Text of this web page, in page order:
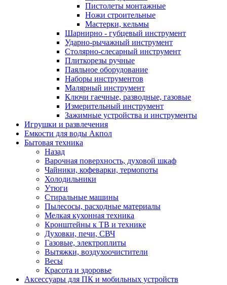
Пистолеты монтажные
Ножи строительные
Мастерки, кельмы
Шарнирно - губцевый инструмент
Ударно-рычажный инструмент
Столярно-слесарный инструмент
Плиткорезы ручные
Паяльное оборудование
Наборы инструментов
Малярный инструмент
Ключи гаечные, разводные, газовые
Измерительный инструмент
Зажимные устройства и инструменты
Игрушки и развлечения
Емкости для воды Акпол
Бытовая техника
Назад
Варочная поверхность, духовой шкаф
Чайники, кофеварки, термопоты
Холодильники
Утюги
Стиральные машины
Пылесосы, расходные материалы
Мелкая кухонная техника
Кронштейны к ТВ и технике
Духовки, печи, СВЧ
Газовые, электроплиты
Вытяжки, воздухоочистители
Весы
Красота и здоровье
Аксессуары для ПК и мобильных устройств